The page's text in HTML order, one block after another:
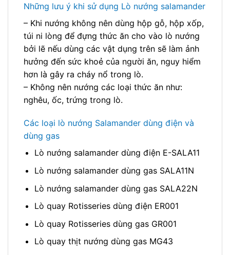
Những lưu ý khi sử dụng Lò nướng salamander
– Khi nướng không nên dùng hộp gỗ, hộp xốp,
túi ni lòng để đựng thức ăn cho vào lò nướng
bởi lẽ nếu dùng các vật dụng trên sẽ làm ảnh
hưởng đến sức khoẻ của người ăn, nguy hiểm
hơn là gây ra cháy nổ trong lò.
– Không nên nướng các loại thức ăn như:
nghêu, ốc, trứng trong lò.
Các loại lò nướng Salamander dùng điện và
dùng gas
Lò nướng salamander dùng điện E-SALA11
Lò nướng salamander dùng gas SALA11N
Lò nướng salamander dùng gas SALA22N
Lò quay Rotisseries dùng điện ER001
Lò quay Rotisseries dùng gas GR001
Lò quay thịt nướng dùng gas MG43